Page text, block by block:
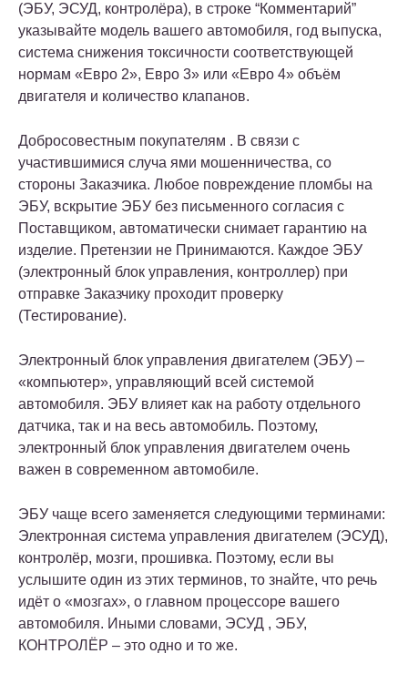
(ЭБУ, ЭСУД, контролёра), в строке “Комментарий”
указывайте модель вашего автомобиля, год выпуска,
система снижения токсичности соответствующей
нормам «Евро 2», Евро 3» или «Евро 4» объём
двигателя и количество клапанов.
Добросовестным покупателям . В связи с
участившимися случа ями мошенничества, со
стороны Заказчика. Любое повреждение пломбы на
ЭБУ, вскрытие ЭБУ без письменного согласия с
Поставщиком, автоматически снимает гарантию на
изделие. Претензии не Принимаются. Каждое ЭБУ
(электронный блок управления, контроллер) при
отправке Заказчику проходит проверку
(Тестирование).
Электронный блок управления двигателем (ЭБУ) –
«компьютер», управляющий всей системой
автомобиля. ЭБУ влияет как на работу отдельного
датчика, так и на весь автомобиль. Поэтому,
электронный блок управления двигателем очень
важен в современном автомобиле.
ЭБУ чаще всего заменяется следующими терминами:
Электронная система управления двигателем (ЭСУД),
контролёр, мозги, прошивка. Поэтому, если вы
услышите один из этих терминов, то знайте, что речь
идёт о «мозгах», о главном процессоре вашего
автомобиля. Иными словами, ЭСУД , ЭБУ,
КОНТРОЛЁР – это одно и то же.